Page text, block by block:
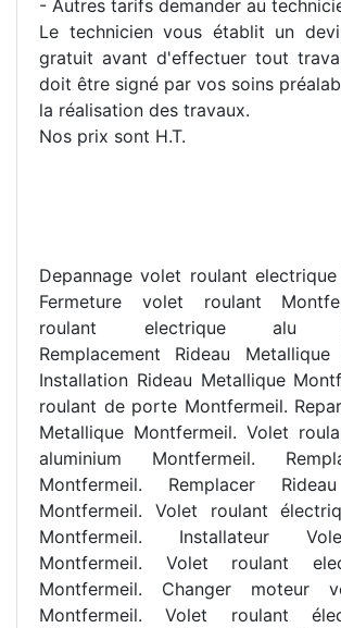
- Autres tarifs demander au
Le technicien vous établit un
gratuit avant d'effectuer tout
doit être signé par vos soins
la réalisation des travaux.
Nos prix sont H.T.
Depannage volet roulant
Fermeture volet roulant
roulant electrique alu
Remplacement Rideau Metallique
Installation Rideau Metallique
roulant de porte Montfermeil.
Metallique Montfermeil. Volet
aluminium Montfermeil.
Montfermeil. Remplacer
Montfermeil. Volet roulant
Montfermeil. Installateur
Montfermeil. Volet roulant
Montfermeil. Changer moteur
Montfermeil. Volet roulant